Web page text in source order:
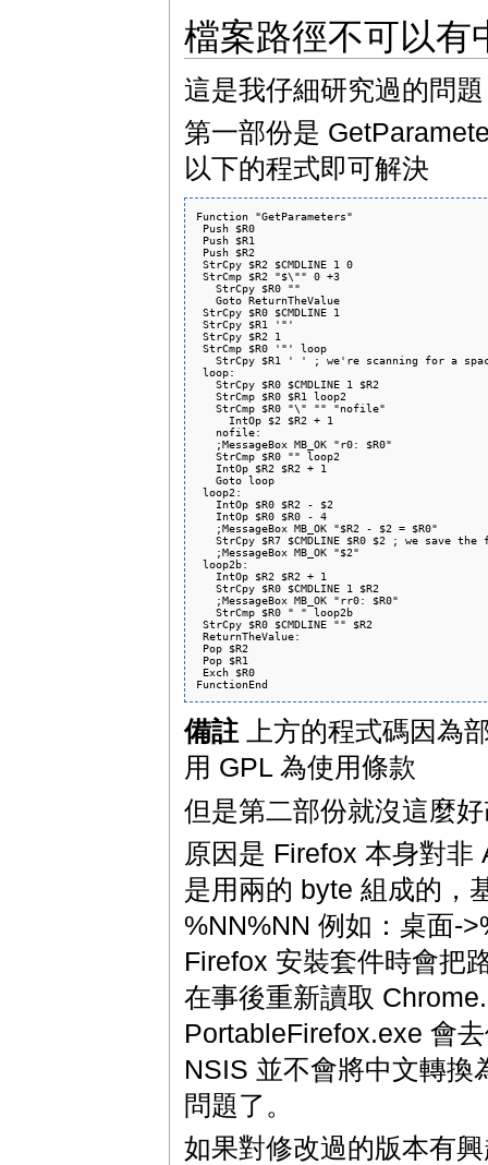
檔案路徑不可以有
這是我仔細研究過的問
第一部份是
以下的程式即可解決
Function "GetParameters"
Push $R0
Push $R1
Push $R2
StrCpy $R2 $CMDLINE 1 0
StrCmp $R2 "$\"" 0 +3
   StrCpy $R0 ""
   Goto ReturnTheValue
StrCpy $R0 $CMDLINE 1
StrCpy $R1 '"'
StrCpy $R2 1
StrCmp $R0 '"' loop
StrCpy $R1 ' ' ; we're scanning for a
loop:
   StrCpy $R0 $CMDLINE 1 $R2
   StrCmp $R0 $R1 loop2
   StrCmp $R0 "\" "" "nofile"
     IntOp $2 $R2 + 1
   nofile:
   ;MessageBox MB_OK "r0: $R0"
   StrCmp $R0 "" loop2
   IntOp $R2 $R2 + 1
   Goto loop
loop2:
   IntOp $R0 $R2 - $2
   IntOp $R0 $R0 - 4
   ;MessageBox MB_OK "$R2 - $2 = $R0"
StrCpy $R7 $CMDLINE $R0 $2 ; we save the
   ;MessageBox MB_OK "$2"
loop2b:
   IntOp $R2 $R2 + 1
   StrCpy $R0 $CMDLINE 1 $R2
   ;MessageBox MB_OK "rr0: $R0"
   StrCmp $R0 " " loop2b
StrCpy $R0 $CMDLINE "" $R2
ReturnTheValue:
Pop $R2
Pop $R1
Exch $R0
FunctionEnd
備註上方的程式碼因為
用 GPL 為使用條款
但是第二部份就沒這麼
原因是 Firefox 本身對
是用兩的 byte 組成的，
%NN%NN 例如：桌面-
Firefox 安裝套件時會把
在事後重新讀取
PortableFirefox.exe 會
NSIS 並不會將中文轉換
問題了。
如果對修改過的版本有